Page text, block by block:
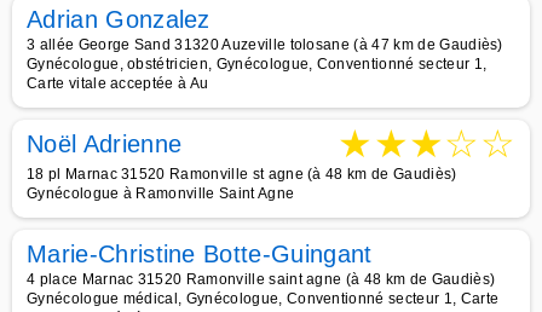
Adrian Gonzalez
3 allée George Sand 31320 Auzeville tolosane (à 47 km de Gaudiès)
Gynécologue, obstétricien, Gynécologue, Conventionné secteur 1,
Carte vitale acceptée à Au
Noël Adrienne ★★★☆☆
18 pl Marnac 31520 Ramonville st agne (à 48 km de Gaudiès)
Gynécologue à Ramonville Saint Agne
Marie-Christine Botte-Guingant
4 place Marnac 31520 Ramonville saint agne (à 48 km de Gaudiès)
Gynécologue médical, Gynécologue, Conventionné secteur 1, Carte